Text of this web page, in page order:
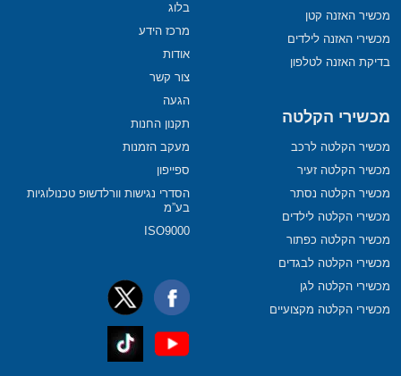
מכשיר האזנה קטן
מכשירי האזנה לילדים
בדיקת האזנה לטלפון
מכשירי הקלטה
מכשיר הקלטה לרכב
מכשיר הקלטה זעיר
מכשיר הקלטה נסתר
מכשירי הקלטה לילדים
מכשיר הקלטה כפתור
מכשירי הקלטה לבגדים
מכשירי הקלטה לגן
מכשירי הקלטה מקצועיים
בלוג
מרכז הידע
אודות
צור קשר
הגעה
תקנון החנות
מעקב הזמנות
ספייפון
הסדרי נגישות וורלדשופ טכנולוגיות
בע”מ
ISO9000